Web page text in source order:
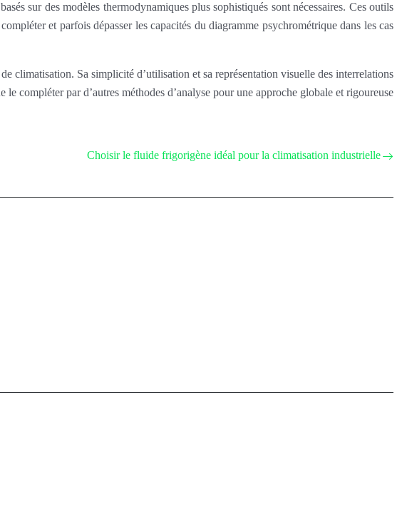
sur des modèles thermodynamiques plus sophistiqués sont nécessaires. Ces outils
et parfois dépasser les capacités du diagramme psychrométrique dans les cas
climatisation. Sa simplicité d’utilisation et sa représentation visuelle des interrelations
compléter par d’autres méthodes d’analyse pour une approche globale et rigoureuse
Choisir le fluide frigorigène idéal pour la climatisation industrielle